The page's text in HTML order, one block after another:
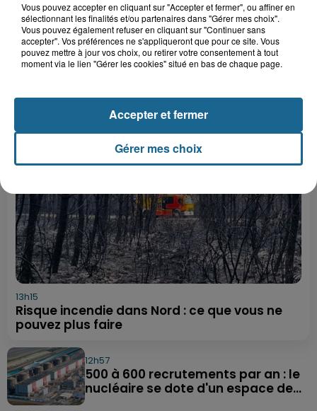
+ D'ÉVÈNEMENTS
LE FIL INFO
13h15
Risque incendie dans Nord : ce que vous ne
pouvez plus faire
12h57
500 à 600 recrutements par an : le
nucléaire se dote d'un espace de...
Vous pouvez accepter en cliquant sur "Accepter et fermer", ou affiner en
sélectionnant les finalités et/ou partenaires dans "Gérer mes choix".
Vous pouvez également refuser en cliquant sur "Continuer sans
accepter". Vos préférences ne s'appliqueront que pour ce site. Vous
pouvez mettre à jour vos choix, ou retirer votre consentement à tout
moment via le lien "Gérer les cookies" situé en bas de chaque page.
Gérer mes choix
Accepter et fermer